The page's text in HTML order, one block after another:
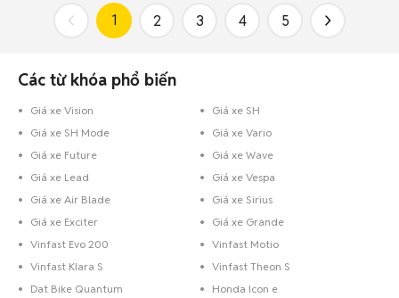
1 2 3 4 5
Các từ khóa phổ biến
Giá xe Vision
Giá xe SH
Giá xe SH Mode
Giá xe Vario
Giá xe Future
Giá xe Wave
Giá xe Lead
Giá xe Vespa
Giá xe Air Blade
Giá xe Sirius
Giá xe Exciter
Giá xe Grande
Vinfast Evo 200
Vinfast Motio
Vinfast Klara S
Vinfast Theon S
Dat Bike Quantum
Honda Icon e